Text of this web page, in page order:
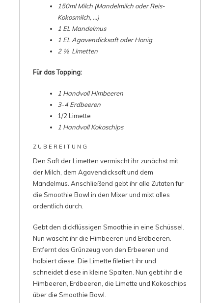
150ml Milch (Mandelmilch oder Reis-
Kokosmilch, …)
1 EL Mandelmus
1 EL Agavendicksaft oder Honig
2 ½ Limetten
Für das Topping:
1 Handvoll Himbeeren
3-4 Erdbeeren
1/2 Limette
1 Handvoll Kokoschips
ZUBEREITUNG
Den Saft der Limetten vermischt ihr zunächst mit
der Milch, dem Agavendicksaft und dem
Mandelmus. Anschließend gebt ihr alle Zutaten für
die Smoothie Bowl in den Mixer und mixt alles
ordentlich durch.
Gebt den dickflüssigen Smoothie in eine Schüssel.
Nun wascht ihr die Himbeeren und Erdbeeren.
Entfernt das Grünzeug von den Erbeeren und
halbiert diese. Die Limette filetiert ihr und
schneidet diese in kleine Spalten. Nun gebt ihr die
Himbeeren, Erdbeeren, die Limette und Kokoschips
über die Smoothie Bowl.